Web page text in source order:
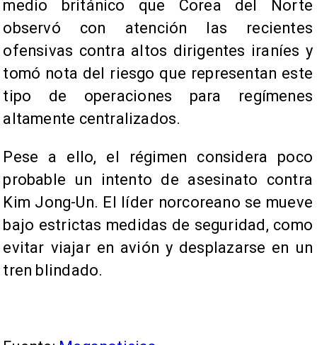
medio británico que Corea del Norte
observó con atención las recientes
ofensivas contra altos dirigentes iraníes y
tomó nota del riesgo que representan este
tipo de operaciones para regímenes
altamente centralizados.
Pese a ello, el régimen considera poco
probable un intento de asesinato contra
Kim Jong-Un. El líder norcoreano se mueve
bajo estrictas medidas de seguridad, como
evitar viajar en avión y desplazarse en un
tren blindado.